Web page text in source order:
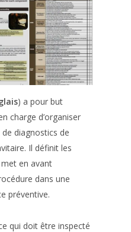
) a pour but
charge d’organiser
diagnostics de
Il définit les
met en avant
dans une
préventive.
qui doit être inspecté